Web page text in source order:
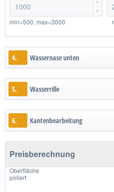


min=500, max=3000
4. Wassernase unten
5. Wasserrille
6. Kantenbearbeitung
Preisberechnung
Oberfläche
poliert